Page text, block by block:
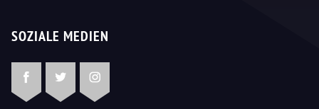
SOZIALE MEDIEN
FacebookTwitterInstagram